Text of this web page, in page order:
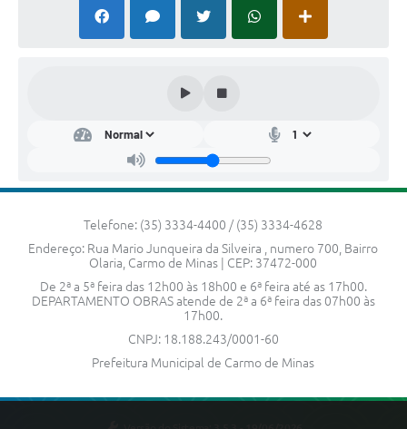
Telefone: (35) 3334-4400 / (35) 3334-4628
Endereço: Rua Mario Junqueira da Silveira , numero 700, Bairro
Olaria, Carmo de Minas | CEP: 37472-000
De 2ª a 5ª feira das 12h00 às 18h00 e 6ª feira até as 17h00.
DEPARTAMENTO OBRAS atende de 2ª a 6ª feira das 07h00 às
17h00.
CNPJ: 18.188.243/0001-60
Prefeitura Municipal de Carmo de Minas